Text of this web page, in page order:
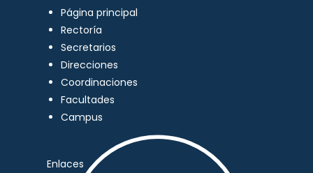
Página principal
Rectoría
Secretarios
Direcciones
Coordinaciones
Facultades
Campus
Enlaces